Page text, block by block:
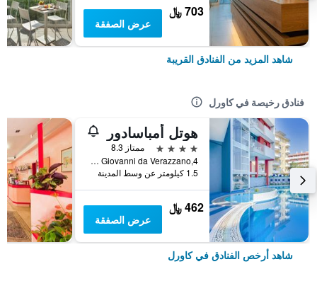
703 ﷼
عرض الصفقة
شاهد المزيد من الفنادق القريبة
فنادق رخيصة في كاورل
هوتل أمباسادور
4 نجوم
ممتاز 8.3
Via Giovanni da Verazzano,4, كاورل, فينيتو, إيطاليا
1.5 كيلومتر عن وسط المدينة
462 ﷼
عرض الصفقة
شاهد أرخص الفنادق في كاورل